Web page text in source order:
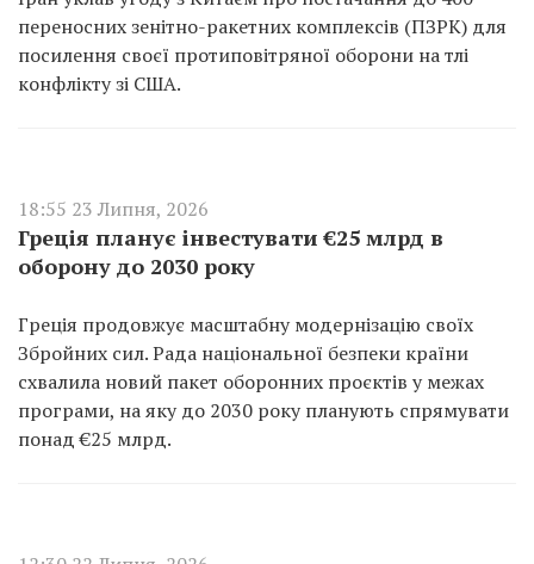
переносних зенітно-ракетних комплексів (ПЗРК) для
посилення своєї протиповітряної оборони на тлі
конфлікту зі США.
18:55 23 Липня, 2026
Греція планує інвестувати €25 млрд в
оборону до 2030 року
Греція продовжує масштабну модернізацію своїх
Збройних сил. Рада національної безпеки країни
схвалила новий пакет оборонних проєктів у межах
програми, на яку до 2030 року планують спрямувати
понад €25 млрд.